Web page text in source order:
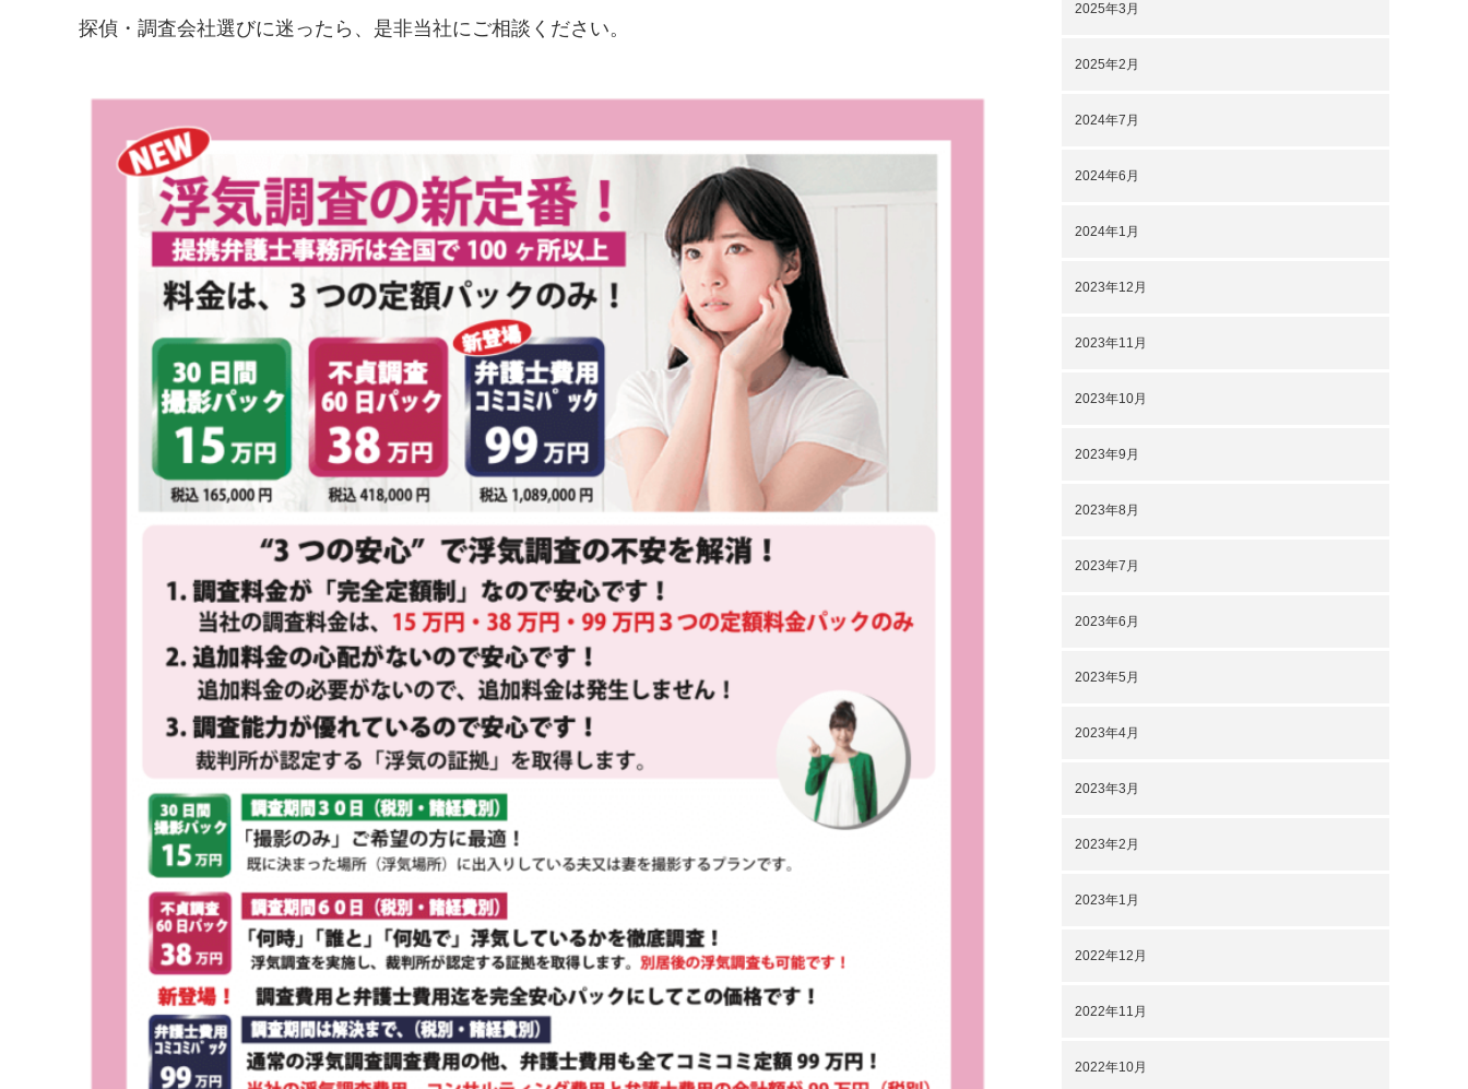
探偵・調査会社選びに迷ったら、是非当社にご相談ください。
2025年3月
2025年2月
2024年7月
2024年6月
2024年1月
2023年12月
2023年11月
2023年10月
2023年9月
2023年8月
2023年7月
2023年6月
2023年5月
2023年4月
2023年3月
2023年2月
2023年1月
2022年12月
2022年11月
2022年10月